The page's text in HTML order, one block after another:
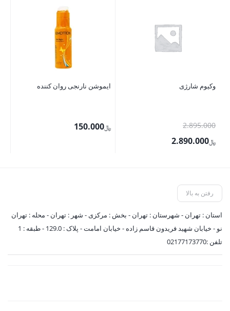
وکیوم شارژی
2.895.000قیمت
اصلی
﷼2.890.000
﷼2.890.000
است.
ایموشن نارنجی روان کننده
﷼150.000
رفتن به بالا
استان : تهران - شهرستان : تهران - بخش : مرکزی - شهر : تهران - محله : تهران
نو - خیابان شهید فریدون قاسم زاده - خیابان امامت - پلاک : 129.0 - طبقه : 1
تلفن :02177173770